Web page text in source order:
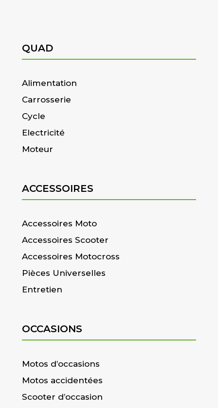
QUAD
Alimentation
Carrosserie
Cycle
Electricité
Moteur
ACCESSOIRES
Accessoires Moto
Accessoires Scooter
Accessoires Motocross
Pièces Universelles
Entretien
OCCASIONS
Motos d’occasions
Motos accidentées
Scooter d’occasion